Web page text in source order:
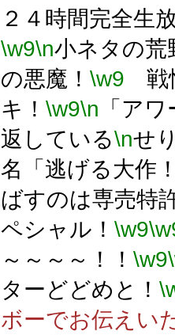
２４時間完全生
\w9\n小ネタの荒
の悪魔！ \w9 戦
キ！ \w9\n 「ア
返している\nせ
名「逃げる大作
ばすのは専売特
ペシャル！ \w9
～～～～！！ \w9
ターどどめと！
ボーでお伝えい